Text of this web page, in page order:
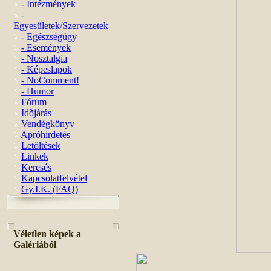
- Intézmények
-
Egyesületek/Szervezetek
- Egészségügy
- Események
- Nosztalgia
- Képeslapok
- NoComment!
- Humor
Fórum
Idõjárás
Vendégkönyv
Apróhirdetés
Letöltések
Linkek
Keresés
Kapcsolatfelvétel
Gy.I.K. (FAQ)
Véletlen képek a
Galériából